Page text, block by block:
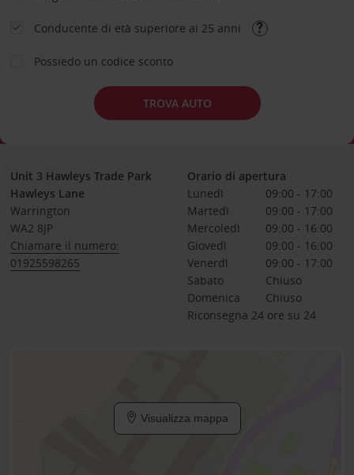
Conducente di età superiore ai 25 anni
Possiedo un codice sconto
TROVA AUTO
Unit 3 Hawleys Trade Park
Hawleys Lane
Warrington
WA2 8JP
Chiamare il numero:
01925598265
Orario di apertura
Lunedì
09:00 - 17:00
Martedì
09:00 - 17:00
Mercoledì
09:00 - 16:00
Giovedì
09:00 - 16:00
Venerdì
09:00 - 17:00
Sabato
Chiuso
Domenica
Chiuso
Riconsegna 24 ore su 24
Visualizza mappa